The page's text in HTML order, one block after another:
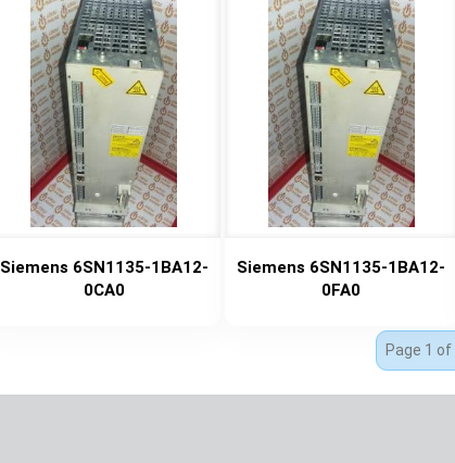
Siemens 6SN1135-1BA12-
0CA0
Siemens 6SN1135-1BA12-
0FA0
Page 1 of